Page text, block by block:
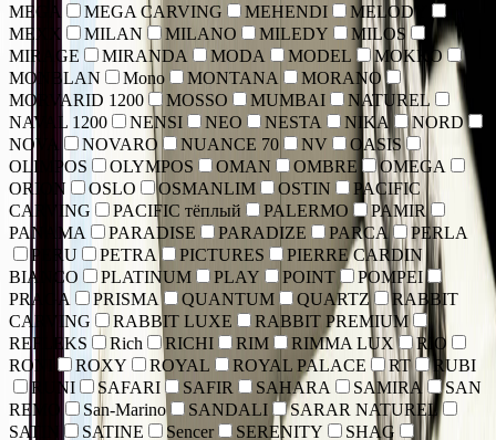
MEGA
MEGA CARVING MEHENDI
MELODY
MEXX
MILAN MILANO MILEDY
MILOS
MIRAGE
MIRANDA MODA MODEL
MOKKO
MONBLAN
Mono MONTANA
MORANO
MORVARID 1200
MOSSO MUMBAI
NATUREL
NAVAL 1200
NENSI NEO NESTA NIKA
NORD
NOVA
NOVARO NUANCE 70 NV
OASIS
OLIMPOS
OLYMPOS OMAN OMBRE
OMEGA
ORION
OSLO OSMANLIM OSTIN
PACIFIC
CARVING
PACIFIC тёплый PALERMO
PAMIR
PANAMA
PARADISE PARADIZE PARCA
PERLA
PERU
PETRA PICTURES
PIERRE CARDIN
BIANCO
PLATINUM PLAY POINT
POMPEI
PRAGA
PRISMA QUANTUM QUARTZ
RABBIT
CARVING
RABBIT LUXE
RABBIT PREMIUM
REFLEKS
Rich RICHI RIM RIMMA LUX
RIO
RONI
ROXY ROYAL ROYAL PALACE RT
RUBI
RUNI
SAFARI SAFIR SAHARA SAMIRA
SAN
REMO
San-Marino SANDALI
SARAR NATUREL
SATIN
SATINE Sencer SERENITY SHAG